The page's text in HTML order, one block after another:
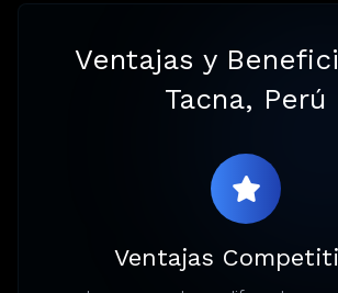
Ventajas y
Tacna, Perú
Ventajas